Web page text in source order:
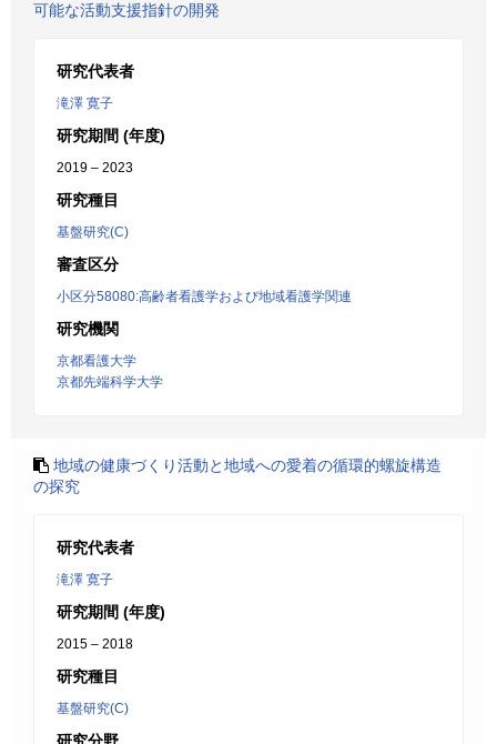
可能な活動支援指針の開発
研究代表者
滝澤 寛子
研究期間 (年度)
2019 – 2023
研究種目
基盤研究(C)
審査区分
小区分58080:高齢者看護学および地域看護学関連
研究機関
京都看護大学
京都先端科学大学
地域の健康づくり活動と地域への愛着の循環的螺旋構造
の探究
研究代表者
滝澤 寛子
研究期間 (年度)
2015 – 2018
研究種目
基盤研究(C)